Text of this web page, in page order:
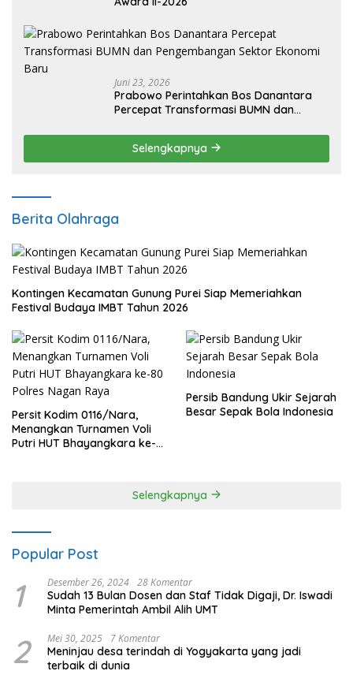
Juni 23, 2026
Prabowo Perintahkan Bos Danantara
Percepat Transformasi BUMN dan
Selengkapnya
Berita Olahraga
Kontingen Kecamatan Gunung Purei Siap Memeriahkan
Festival Budaya IMBT Tahun 2026
Persit Kodim 0116/Nara,
Menangkan Turnamen Voli
Putri HUT Bhayangkara ke-
Persib Bandung Ukir Sejarah
Besar Sepak Bola Indonesia
Selengkapnya
Popular Post
1 Desember 26, 2024 28 Komentar
Sudah 13 Bulan Dosen dan Staf Tidak Digaji, Dr. Iswadi
Minta Pemerintah Ambil Alih UMT
2 Mei 30, 2025 7 Komentar
Meninjau desa terindah di Yogyakarta yang jadi
terbaik di dunia